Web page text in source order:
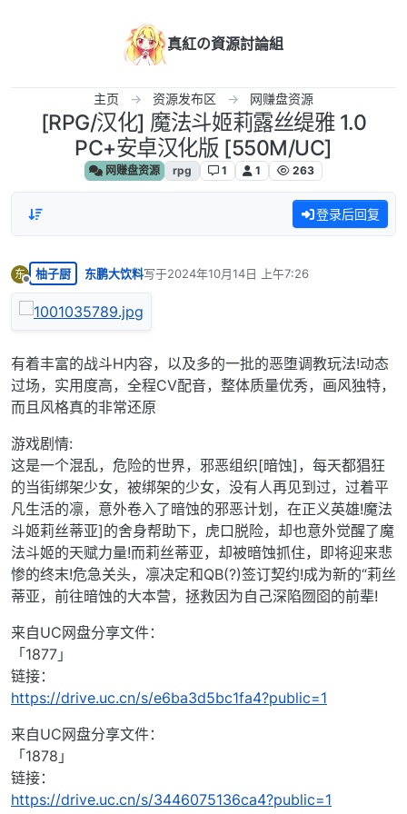
真紅の資源討論組
主页 资源发布区 网赚盘资源
[RPG/汉化] 魔法斗姬莉露丝缇雅 1.0
PC+安卓汉化版 [550M/UC]
网赚盘资源 rpg 1 1 263
登录后回复
东
离线
柚子厨 东鹏大饮料写于2024年10月14日 上午7:26
最后由 编辑
有着丰富的战斗H内容，以及多的一批的恶堕调教玩法!动态
过场，实用度高，全程CV配音，整体质量优秀，画风独特，
而且风格真的非常还原
游戏剧情:
这是一个混乱，危险的世界，邪恶组织[暗蚀]，每天都猖狂
的当街绑架少女，被绑架的少女，没有人再见到过，过着平
凡生活的凛，意外卷入了暗蚀的邪恶计划，在正义英雄!魔法
斗姬莉丝蒂亚]的舍身帮助下，虎口脱险，却也意外觉醒了魔
法斗姬的天赋力量!而莉丝蒂亚，却被暗蚀抓住，即将迎来悲
惨的终末!危急关头，凛决定和QB(?)签订契约!成为新的“莉丝
蒂亚，前往暗蚀的大本营，拯救因为自己深陷囫囵的前辈!
来自UC网盘分享文件：
「1877」
链接：
https://drive.uc.cn/s/e6ba3d5bc1fa4?public=1
来自UC网盘分享文件：
「1878」
链接：
https://drive.uc.cn/s/3446075136ca4?public=1